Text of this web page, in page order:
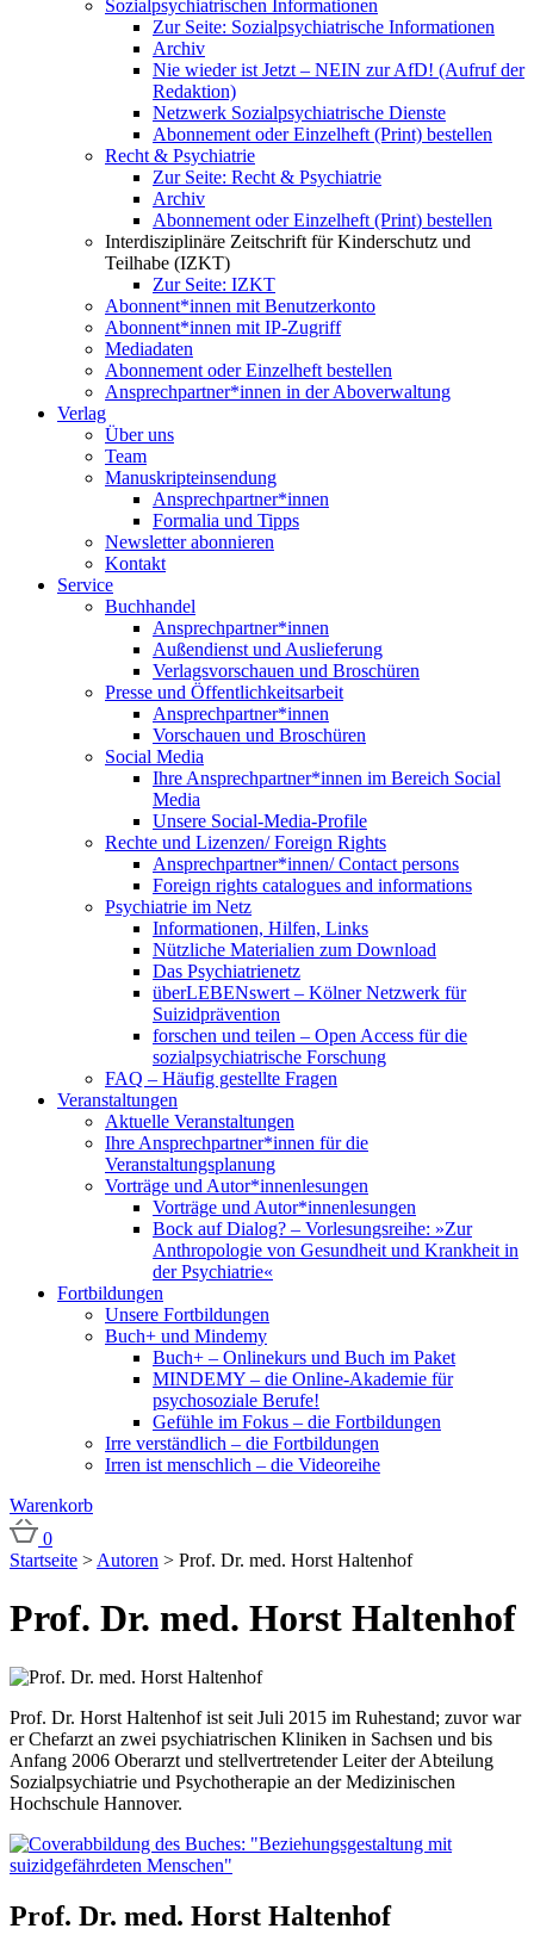
Sozialpsychiatrischen Informationen
Zur Seite: Sozialpsychiatrische Informationen
Archiv
Nie wieder ist Jetzt – NEIN zur AfD! (Aufruf der
Redaktion)
Netzwerk Sozialpsychiatrische Dienste
Abonnement oder Einzelheft (Print) bestellen
Recht & Psychiatrie
Zur Seite: Recht & Psychiatrie
Archiv
Abonnement oder Einzelheft (Print) bestellen
Interdisziplinäre Zeitschrift für Kinderschutz und
Teilhabe (IZKT)
Zur Seite: IZKT
Abonnent*innen mit Benutzerkonto
Abonnent*innen mit IP-Zugriff
Mediadaten
Abonnement oder Einzelheft bestellen
Ansprechpartner*innen in der Aboverwaltung
Verlag
Über uns
Team
Manuskripteinsendung
Ansprechpartner*innen
Formalia und Tipps
Newsletter abonnieren
Kontakt
Service
Buchhandel
Ansprechpartner*innen
Außendienst und Auslieferung
Verlagsvorschauen und Broschüren
Presse und Öffentlichkeitsarbeit
Ansprechpartner*innen
Vorschauen und Broschüren
Social Media
Ihre Ansprechpartner*innen im Bereich Social
Media
Unsere Social-Media-Profile
Rechte und Lizenzen/ Foreign Rights
Ansprechpartner*innen/ Contact persons
Foreign rights catalogues and informations
Psychiatrie im Netz
Informationen, Hilfen, Links
Nützliche Materialien zum Download
Das Psychiatrienetz
überLEBENswert – Kölner Netzwerk für
Suizidprävention
forschen und teilen – Open Access für die
sozialpsychiatrische Forschung
FAQ – Häufig gestellte Fragen
Veranstaltungen
Aktuelle Veranstaltungen
Ihre Ansprechpartner*innen für die
Veranstaltungsplanung
Vorträge und Autor*innenlesungen
Vorträge und Autor*innenlesungen
Bock auf Dialog? – Vorlesungsreihe: »Zur
Anthropologie von Gesundheit und Krankheit in
der Psychiatrie«
Fortbildungen
Unsere Fortbildungen
Buch+ und Mindemy
Buch+ – Onlinekurs und Buch im Paket
MINDEMY – die Online-Akademie für
psychosoziale Berufe!
Gefühle im Fokus – die Fortbildungen
Irre verständlich – die Fortbildungen
Irren ist menschlich – die Videoreihe
Warenkorb
0
Startseite > Autoren > Prof. Dr. med. Horst Haltenhof
Prof. Dr. med. Horst Haltenhof
Prof. Dr. Horst Haltenhof ist seit Juli 2015 im Ruhestand; zuvor war
er Chefarzt an zwei psychiatrischen Kliniken in Sachsen und bis
Anfang 2006 Oberarzt und stellvertretender Leiter der Abteilung
Sozialpsychiatrie und Psychotherapie an der Medizinischen
Hochschule Hannover.
Prof. Dr. med. Horst Haltenhof